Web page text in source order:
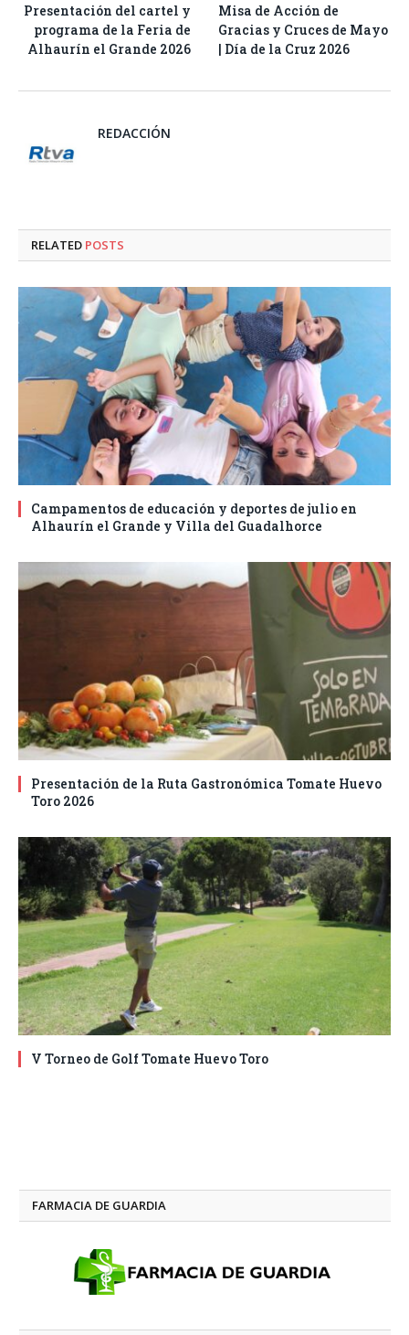
Presentación del cartel y
programa de la Feria de
Alhaurín el Grande 2026
Misa de Acción de
Gracias y Cruces de Mayo
| Día de la Cruz 2026
REDACCIÓN
RELATED POSTS
Campamentos de educación y deportes de julio en
Alhaurín el Grande y Villa del Guadalhorce
Presentación de la Ruta Gastronómica Tomate Huevo
Toro 2026
V Torneo de Golf Tomate Huevo Toro
FARMACIA DE GUARDIA